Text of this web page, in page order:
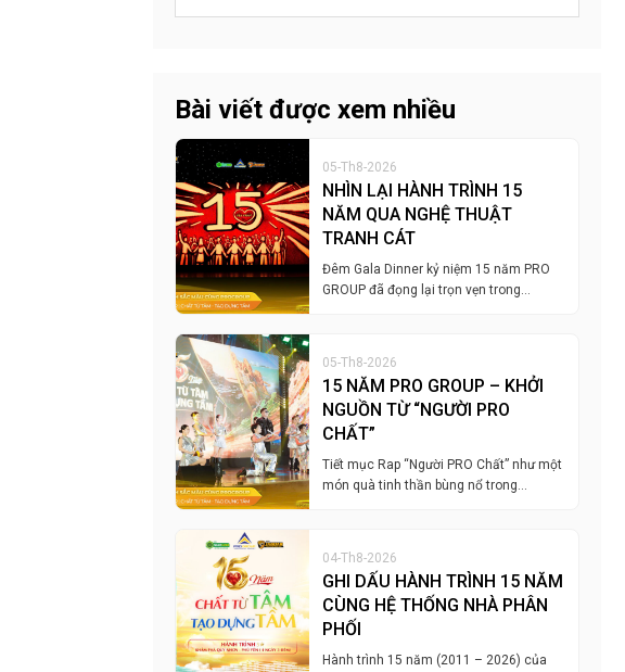
Bài viết được xem nhiều
05-Th8-2026
NHÌN LẠI HÀNH TRÌNH 15
NĂM QUA NGHỆ THUẬT
TRANH CÁT
Đêm Gala Dinner kỷ niệm 15 năm PRO
GROUP đã đọng lại trọn vẹn trong…
05-Th8-2026
15 NĂM PRO GROUP – KHỞI
NGUỒN TỪ “NGƯỜI PRO
CHẤT”
Tiết mục Rap “Người PRO Chất” như một
món quà tinh thần bùng nổ trong…
04-Th8-2026
GHI DẤU HÀNH TRÌNH 15 NĂM
CÙNG HỆ THỐNG NHÀ PHÂN
PHỐI
Hành trình 15 năm (2011 – 2026) của